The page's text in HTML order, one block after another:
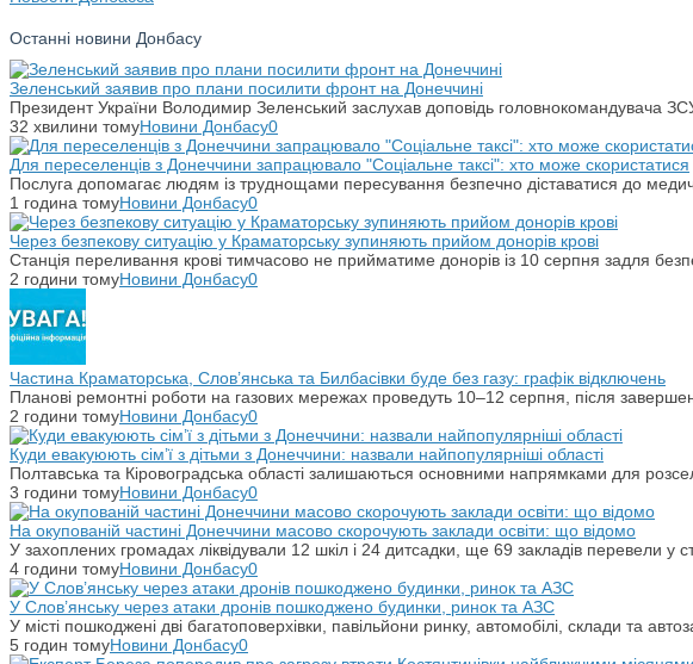
Останні новини Донбасу
Зеленський заявив про плани посилити фронт на Донеччині
Президент України Володимир Зеленський заслухав доповідь головнокомандувача
32 хвилини томуНовини Донбасу0
Для переселенців з Донеччини запрацювало "Соціальне таксі": хто може скористатися
Послуга допомагає людям із труднощами пересування безпечно діставатися до
1 година томуНовини Донбасу0
Через безпекову ситуацію у Краматорську зупиняють прийом донорів крові
Станція переливання крові тимчасово не прийматиме донорів із 10 серпня задля
2 години томуНовини Донбасу0
Частина Краматорська, Слов’янська та Билбасівки буде без газу: графік відключень
Планові ремонтні роботи на газових мережах проведуть 10–12 серпня, після
2 години томуНовини Донбасу0
Куди евакуюють сім’ї з дітьми з Донеччини: назвали найпопулярніші області
Полтавська та Кіровоградська області залишаються основними напрямками для
3 години томуНовини Донбасу0
На окупованій частині Донеччини масово скорочують заклади освіти: що відомо
У захоплених громадах ліквідували 12 шкіл і 24 дитсадки, ще 69 закладів перевели у
4 години томуНовини Донбасу0
У Слов’янську через атаки дронів пошкоджено будинки, ринок та АЗС
У місті пошкоджені дві багатоповерхівки, павільйони ринку, автомобілі, склади та
5 годин томуНовини Донбасу0